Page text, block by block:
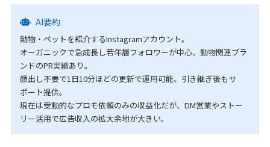
AI要約
動物・ペットを紹介するInstagramアカウント。
オーガニックで急成長し若年層フォロワーが中心、動物関連ブラ
ンドのPR実績あり。
顔出し不要で1日10分ほどの更新で運用可能、引き継ぎ後もサ
ポート提供。
現在は受動的なプロモ依頼のみの収益化だが、DM営業やストー
リー活用で広告収入の拡大余地が大きい。